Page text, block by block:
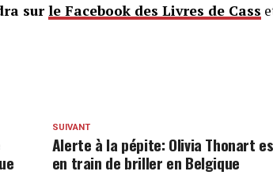
surle Facebook des Livres de Cass
SUIVANT
Alerte à la pépite: Olivia Thonart
en train de briller en Belgique